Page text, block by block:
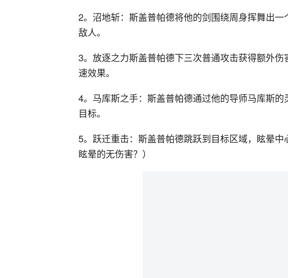
2。沼地斩：斯盖普帕德将他的剑围绕周身挥舞出
敌人。
3。放逐之力斯盖普帕德下三次普通攻击获得额外
速效果。
4。马库斯之手：斯盖普帕德通过他的导师马库斯
目标。
5。跃迁重击：斯盖普帕德跳跃到目标区域，眩晕
眩晕的无伤害？）